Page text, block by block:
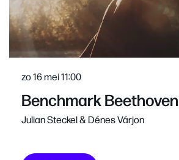
Benchmark Beethoven
Julian Steckel & Dénes Várjon
zo 16 mei11:00